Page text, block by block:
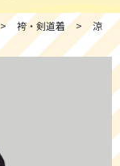
> 袴・剣道着 > 涼 ハ